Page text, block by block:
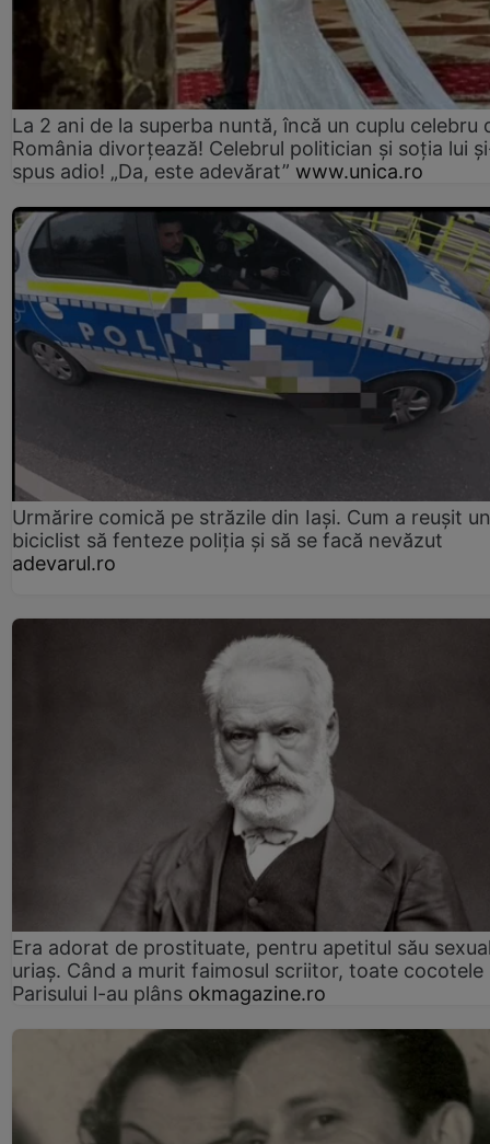
La 2 ani de la superba nuntă, încă un cuplu celebru
România divorțează! Celebrul politician și soția lui
spus adio! „Da, este adevărat” www.unica.ro
Urmărire comică pe străzile din Iași. Cum a reușit un
biciclist să fenteze poliția și să se facă nevăzut
adevarul.ro
Era adorat de prostituate, pentru apetitul său
uriaș. Când a murit faimosul scriitor, toate cocotele
Parisului l-au plâns okmagazine.ro